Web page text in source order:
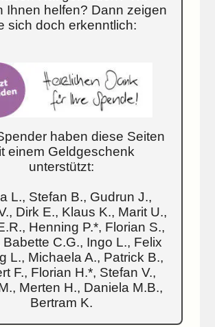
Ihnen helfen? Dann zeigen
sich doch erkenntlich:
haben diese Seiten
einem Geldgeschenk
unterstützt:
L., Stefan B., Gudrun J.,
Dirk E., Klaus K., Marit U.,
Henning P.*, Florian S.,
Babette C.G., Ingo L., Felix
L., Michaela A., Patrick B.,
F., Florian H.*, Stefan V.,
Merten H., Daniela M.B.,
Bertram K.